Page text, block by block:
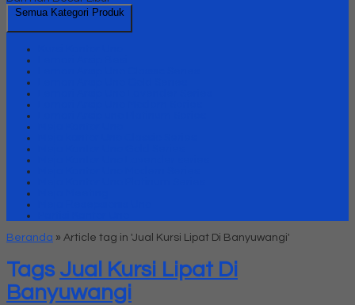
Semua Kategori Produk
Beranda » Article tag in 'Jual Kursi Lipat Di Banyuwangi'
Tags Jual Kursi Lipat Di
Banyuwangi